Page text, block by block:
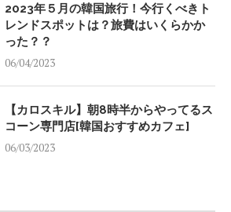
2023年５月の韓国旅行！今行くべきト
レンドスポットは？旅費はいくらかか
った？？
06/04/2023
【カロスキル】朝8時半からやってるス
コーン専門店[韓国おすすめカフェ]
06/03/2023